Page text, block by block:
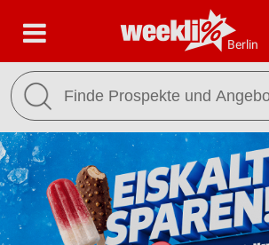
Berlin